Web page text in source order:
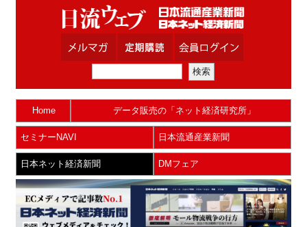
Home データ販売の「ネット経済研究所」
セミナーNAVI 日本流通産業新聞
日本ネット経済新聞 DMフェア